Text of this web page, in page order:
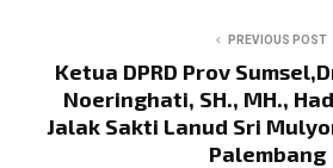
PREVIOUS POST
Ketua DPRD Prov
Noeringhati, SH., MH.,
Jalak Sakti Lanud Sri
Palembang